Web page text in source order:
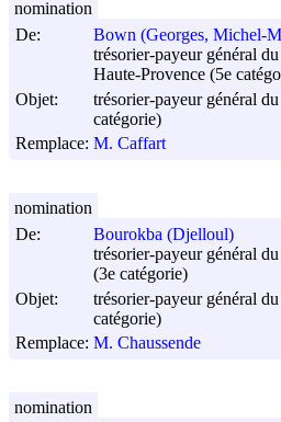
De:
Bown (Georges, Michel-
trésorier-payeur général
Haute-Provence (5e
Objet:
trésorier-payeur général
catégorie)
Remplace: M. Caffart
nomination
De:
Bourokba (Djelloul)
trésorier-payeur général
(3e catégorie)
Objet:
trésorier-payeur général
catégorie)
Remplace: M. Chaussende
nomination
nomination